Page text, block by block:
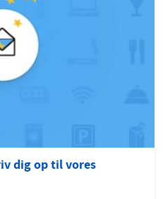
dig op til vores